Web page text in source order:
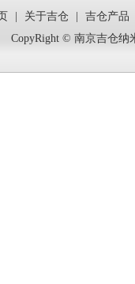
化磁性锰锌铁氧
关于吉仓 吉仓产品
CopyRight © 南京吉仓